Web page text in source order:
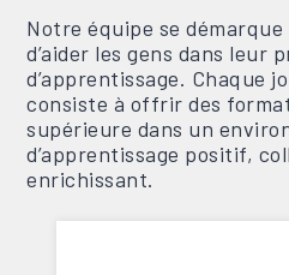
Notre équipe se
d’aider les gens dans leur
d’apprentissage. Chaque
consiste à offrir des
supérieure dans un
d’apprentissage positif,
enrichissant.